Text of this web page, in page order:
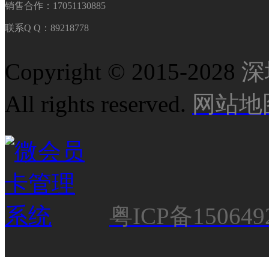
销售合作：17051130885
联系Q Q：89218778
Copyright © 2015-2028
All rights reserved. 网站地
粤ICP备